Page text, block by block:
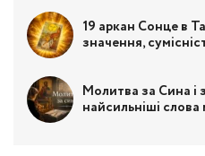
19 аркан Сонце в
значення,
Молитва за Сина і
найсильніші слова